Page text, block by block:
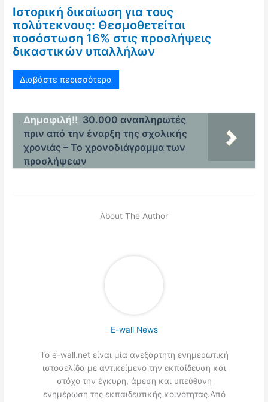
Ιστορική δικαίωση για τους
πολύτεκνους: Θεσμοθετείται
ποσόστωση 16% στις προσλήψεις
δικαστικών υπαλλήλων
Διαβάστε περισσότερα
Δημοφιλή!! 30.000 αναπληρωτές
πριν από την έναρξη της σχολικής
χρονιάς – Το χρονοδιάγραμμα των
προσλήψεων
About The Author
E-wall News
Το e-wall.net είναι μία ανεξάρτητη ενημερωτική
ιστοσελίδα με αντικείμενο την εκπαίδευση και
στόχο την έγκυρη, άμεση και υπεύθυνη
ενημέρωση της εκπαιδευτικής κοινότητας.Από